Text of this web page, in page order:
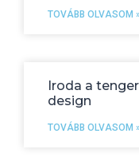
TOVÁBB OLVASOM
Iroda a
design
TOVÁBB OLVASOM